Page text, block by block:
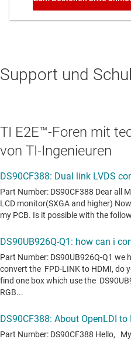
Support und
TI E2E™-Foren mit
von TI-Ingenieuren